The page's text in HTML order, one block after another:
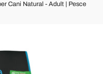
Cani Natural - Adult | Pesce